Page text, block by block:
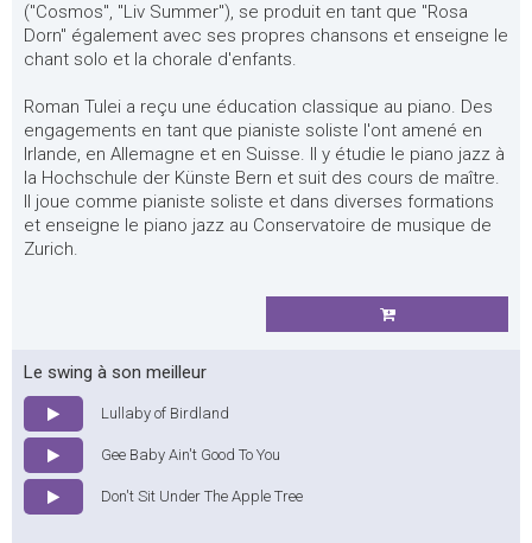
("Cosmos", "Liv Summer"), se produit en tant que "Rosa
Dorn" également avec ses propres chansons et enseigne le
chant solo et la chorale d'enfants.
Roman Tulei a reçu une éducation classique au piano. Des
engagements en tant que pianiste soliste l'ont amené en
Irlande, en Allemagne et en Suisse. Il y étudie le piano jazz à
la Hochschule der Künste Bern et suit des cours de maître.
Il joue comme pianiste soliste et dans diverses formations
et enseigne le piano jazz au Conservatoire de musique de
Zurich.
Le swing à son meilleur
Lullaby of Birdland
Gee Baby Ain't Good To You
Don't Sit Under The Apple Tree